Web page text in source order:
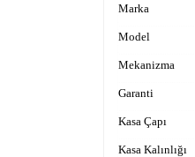
Marka
Model
Mekanizma
Garanti
Kasa Çapı
Kasa Kalınlığı